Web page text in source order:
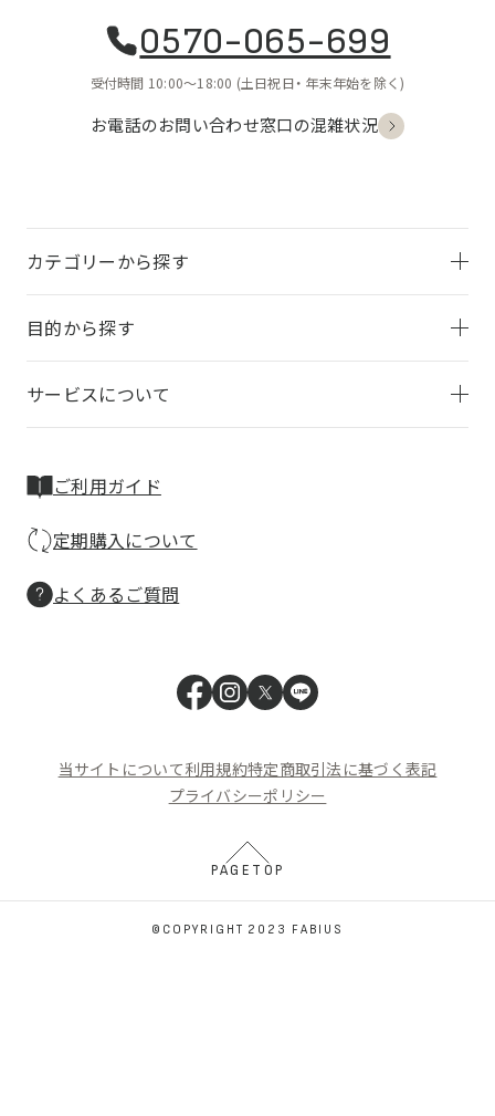
0570-065-699
受付時間 10:00〜18:00 (土日祝日・ 年末年始を除く)
お電話のお問い合わせ窓口の混雑状況
カテゴリーから探す
目的から探す
サービスについて
ご利用ガイド
定期購入について
よくあるご質問
当サイトについて利用規約特定商取引法に基づく表記
プライバシーポリシー
PAGETOP
©COPYRIGHT 2023 FABIUS